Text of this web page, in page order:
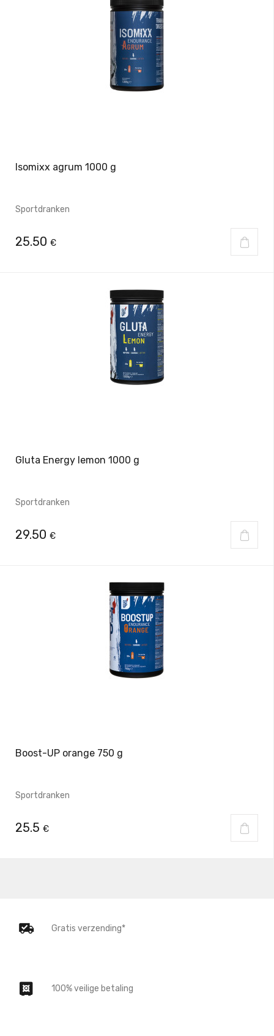
Isomixx agrum 1000 g
Sportdranken
25.50 €
Gluta Energy lemon 1000 g
Sportdranken
29.50 €
Boost-UP orange 750 g
Sportdranken
25.5 €
Gratis verzending*
100% veilige betaling